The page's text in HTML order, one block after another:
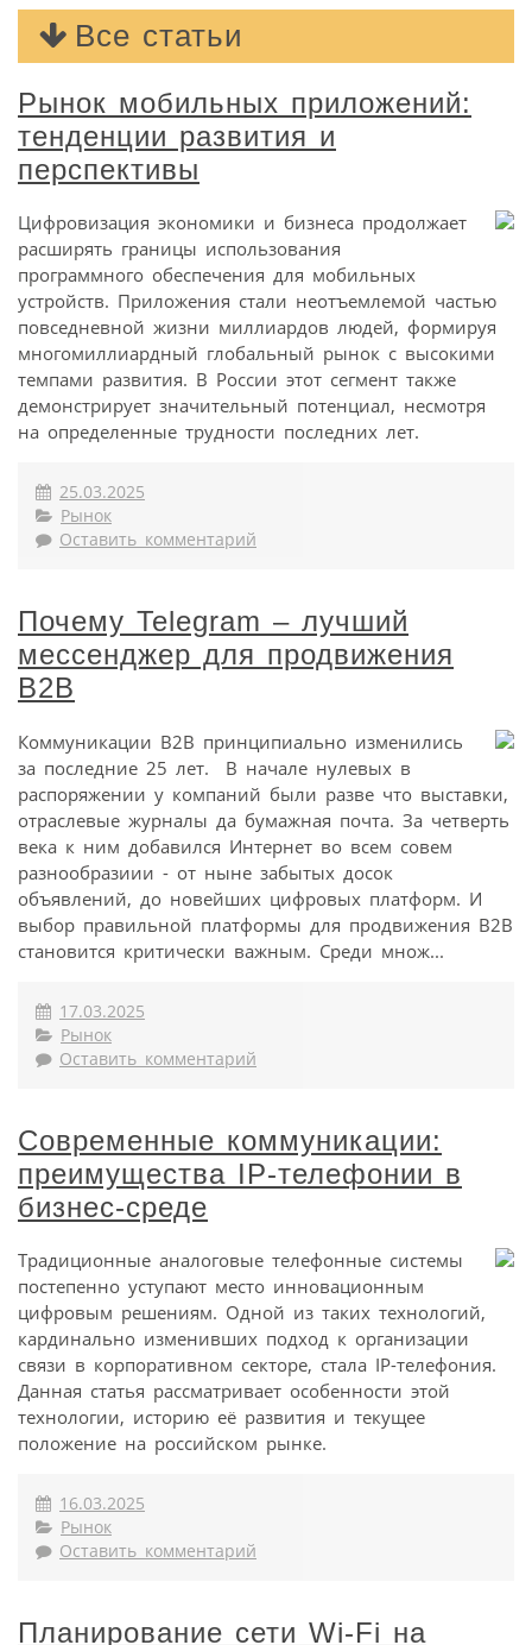
Все статьи
Рынок мобильных приложений:
тенденции развития и
перспективы
Цифровизация экономики и бизнеса продолжает
расширять границы использования
программного обеспечения для мобильных
устройств. Приложения стали неотъемлемой частью
повседневной жизни миллиардов людей, формируя
многомиллиардный глобальный рынок с высокими
темпами развития. В России этот сегмент также
демонстрирует значительный потенциал, несмотря
на определенные трудности последних лет.
25.03.2025
Рынок
Оставить комментарий
Почему Telegram – лучший
мессенджер для продвижения
B2B
Коммуникации В2В принципиально изменились
за последние 25 лет. В начале нулевых в
распоряжении у компаний были разве что выставки,
отраслевые журналы да бумажная почта. За четверть
века к ним добавился Интернет во всем совем
разнообразиии - от ныне забытых досок
объявлений, до новейших цифровых платформ. И
выбор правильной платформы для продвижения B2B
становится критически важным. Среди множ...
17.03.2025
Рынок
Оставить комментарий
Современные коммуникации:
преимущества IP-телефонии в
бизнес-среде
Традиционные аналоговые телефонные системы
постепенно уступают место инновационным
цифровым решениям. Одной из таких технологий,
кардинально изменивших подход к организации
связи в корпоративном секторе, стала IP-телефония.
Данная статья рассматривает особенности этой
технологии, историю её развития и текущее
положение на российском рынке.
16.03.2025
Рынок
Оставить комментарий
Планирование сети Wi-Fi на